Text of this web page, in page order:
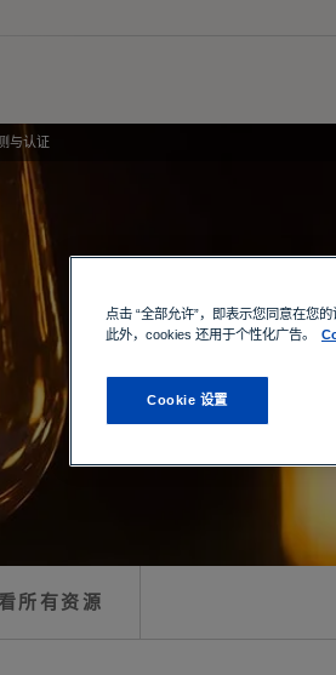
与认证
所有资源
点击 “全部允许”，即表示您同意在您
此外，cookies 还用于个性化广告。
Cookie 设置